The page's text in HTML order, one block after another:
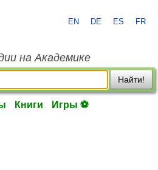
EN DE ES FR
на Академике
Найти!
Книги Игры ⚽